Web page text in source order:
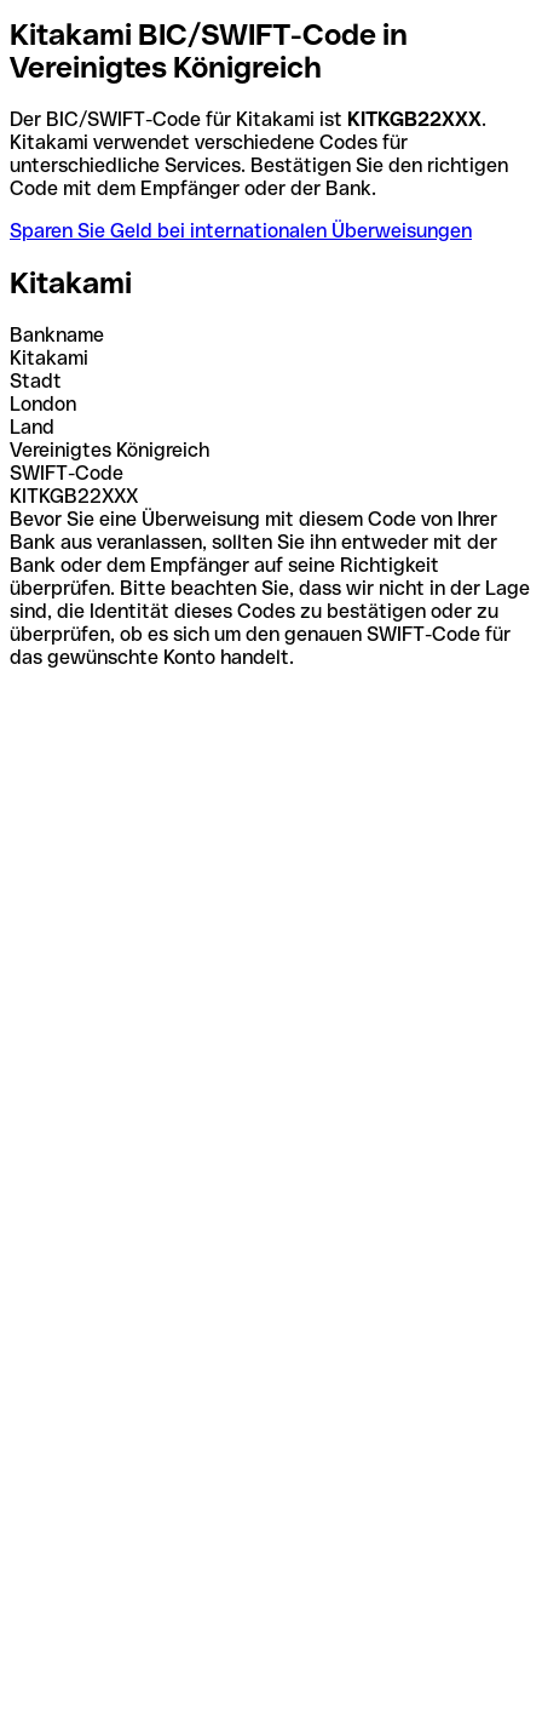
Kitakami BIC/SWIFT-Code in
Vereinigtes Königreich
Der BIC/SWIFT-Code für Kitakami ist KITKGB22XXX.
Kitakami verwendet verschiedene Codes für
unterschiedliche Services. Bestätigen Sie den richtigen
Code mit dem Empfänger oder der Bank.
Sparen Sie Geld bei internationalen Überweisungen
Kitakami
Bankname
Kitakami
Stadt
London
Land
Vereinigtes Königreich
SWIFT-Code
KITKGB22XXX
Bevor Sie eine Überweisung mit diesem Code von Ihrer
Bank aus veranlassen, sollten Sie ihn entweder mit der
Bank oder dem Empfänger auf seine Richtigkeit
überprüfen. Bitte beachten Sie, dass wir nicht in der Lage
sind, die Identität dieses Codes zu bestätigen oder zu
überprüfen, ob es sich um den genauen SWIFT-Code für
das gewünschte Konto handelt.